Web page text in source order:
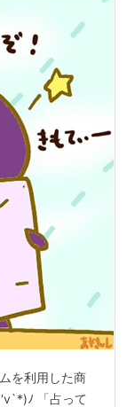
を利用した商
ﾉ 「占って